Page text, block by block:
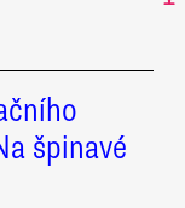
špinavé